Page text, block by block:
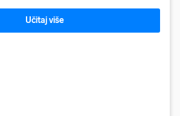
Učitaj više